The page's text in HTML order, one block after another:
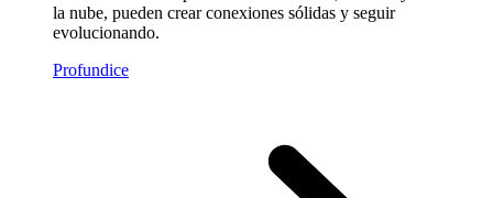
la nube, pueden crear conexiones sólidas y seguir
evolucionando.
Profundice